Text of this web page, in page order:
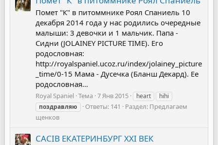
Помет "К" в питоммнике Роял Спаниель 10
декабря 2014 года у нас родились очередные
малыши: 3 девочки и 1 мальчик. Папа -
Сидни (JOLAINEY PICTURE TIME). Его
родословная:
http://royalspaniel.ucoz.ru/index/jolainey_picture
_time/0-15 Мама - Дусечка (Бланш Декард). Ее
родословная...
Royal Spaniel Тема 7 Янв 2015 heart
hihi
поздравляю
Ответы: 141 Раздел: Предлагаем
щенков
CACIB ЕКАТЕРИНБУРГ XXI ВЕК